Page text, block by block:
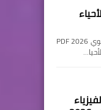
📘 تحميل كتاب الامتحان في الأحياء الصف الثالث الثانوي 2026 PDF